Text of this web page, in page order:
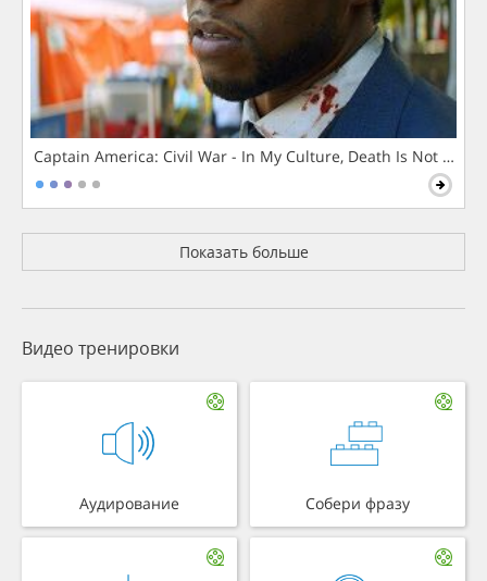
Captain America: Civil War - In My Culture, Death Is Not The
Показать больше
Видео тренировки
Аудирование Собери фразу